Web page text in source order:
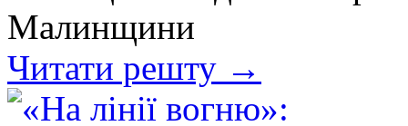
Малинщини
Читати решту →